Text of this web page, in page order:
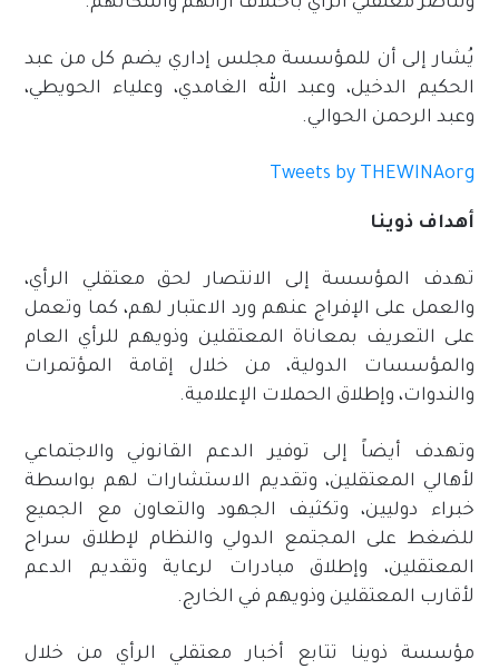
يُشار إلى أن للمؤسسة مجلس إداري يضم كل من عبد
الحكيم الدخيل، وعبد الله الغامدي، وعلياء الحويطي،
وعبد الرحمن الحوالي.
Tweets by THEWINAorg
أهداف ذوينا
تهدف المؤسسة إلى الانتصار لحق معتقلي الرأي،
والعمل على الإفراج عنهم ورد الاعتبار لهم، كما وتعمل
على التعريف بمعاناة المعتقلين وذويهم للرأي العام
والمؤسسات الدولية، من خلال إقامة المؤتمرات
والندوات، وإطلاق الحملات الإعلامية.
وتهدف أيضاً إلى توفير الدعم القانوني والاجتماعي
لأهالي المعتقلين، وتقديم الاستشارات لهم بواسطة
خبراء دوليين، وتكثيف الجهود والتعاون مع الجميع
للضغط على المجتمع الدولي والنظام لإطلاق سراح
المعتقلين، وإطلاق مبادرات لرعاية وتقديم الدعم
لأقارب المعتقلين وذويهم في الخارج.
مؤسسة ذوينا تتابع أخبار معتقلي الرأي من خلال